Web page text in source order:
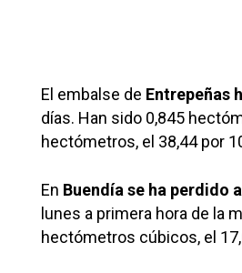
El embalse de Entrepeñas
días. Han sido 0,845
hectómetros, el 38,44 por
En Buendía se ha perdido
lunes a primera hora de la
hectómetros cúbicos, el